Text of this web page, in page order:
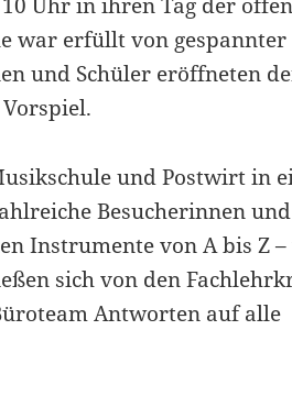
Uhr in ihren Tag der
war erfüllt von gespannter
und Schüler eröffneten
und Postwirt in
Besucherinnen
Instrumente von A bis Z –
sich von den
Antworten auf alle